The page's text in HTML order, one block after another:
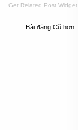
Get Related Post Widget
Bài đăng Cũ hơn